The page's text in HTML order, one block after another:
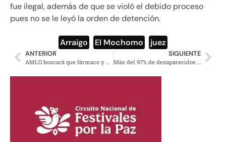
fue ilegal, además de que se violó el debido proceso
pues no se le leyó la orden de detención.
Arraigo El Mochomo juez
ANTERIOR SIGUIENTE